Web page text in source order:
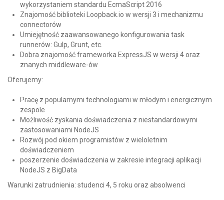
wykorzystaniem standardu EcmaScript 2016
Znajomość biblioteki Loopback.io w wersji 3 i mechanizmu
connectorów
Umiejętność zaawansowanego konfigurowania task
runnerów: Gulp, Grunt, etc.
Dobra znajomość frameworka ExpressJS w wersji 4 oraz
znanych middleware-ów
Oferujemy:
Pracę z popularnymi technologiami w młodym i energicznym
zespole
Możliwość zyskania doświadczenia z niestandardowymi
zastosowaniami NodeJS
Rozwój pod okiem programistów z wieloletnim
doświadczeniem
poszerzenie doświadczenia w zakresie integracji aplikacji
NodeJS z BigData
Warunki zatrudnienia: studenci 4, 5 roku oraz absolwenci